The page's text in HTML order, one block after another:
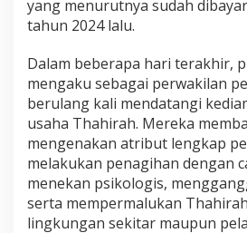
yang menurutnya sudah
tahun 2024 lalu.
Dalam beberapa hari terakhir,
mengaku sebagai perwakilan
berulang kali mendatangi
usaha Thahirah. Mereka
mengenakan atribut lengkap
melakukan penagihan dengan
menekan psikologis,
serta mempermalukan
lingkungan sekitar maupun